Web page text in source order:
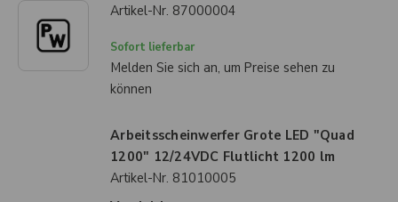
Artikel-Nr. 87000004
Sofort lieferbar
Melden Sie sich an, um Preise sehen zu
können
Arbeitsscheinwerfer Grote LED "Quad
1200" 12/24VDC Flutlicht 1200 lm
Artikel-Nr. 81010005